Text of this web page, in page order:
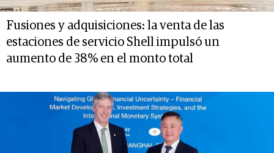
Fusiones y adquisiciones: la venta de las
estaciones de servicio Shell impulsó un
aumento de 38% en el monto total